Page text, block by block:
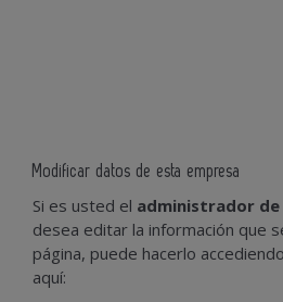
Modificar datos de esta empresa
Si es usted el administrador
desea editar la información que
página, puede hacerlo
aquí: